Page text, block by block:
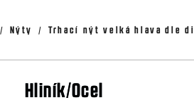
Nýty Trhací nýt velká hlava dle
Hliník/Ocel